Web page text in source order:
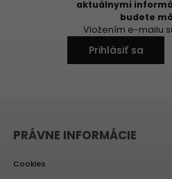
aktuálnymi
budete
Vložením e-mailu
Prihlásiť sa
PRÁVNE INFORMÁCIE
Cookies